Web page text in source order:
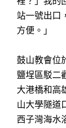
站一號出口
方便。」
鼓山教會位
鹽埕區駁
大港橋和高
山大學隧道
西子灣海水